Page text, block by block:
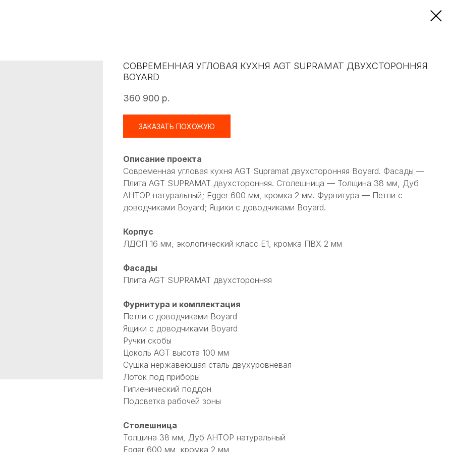
СОВРЕМЕННАЯ УГЛОВАЯ КУХНЯ AGT SUPRAMAT ДВУХСТОРОННЯЯ
BOYARD
360 900 р.
ЗАКАЗАТЬ ПОХОЖУЮ
Описание проекта
Современная угловая кухня AGT Supramat двухсторонняя Boyard. Фасады —
Плита AGT SUPRAMAT двухсторонняя. Столешница — Толщина 38 мм, Дуб
АНТОР натуральный; Egger 600 мм, кромка 2 мм. Фурнитура — Петли с
доводчиками Boyard; Ящики с доводчиками Boyard.
Корпус
ЛДСП 16 мм, экологический класс Е1, кромка ПВХ 2 мм
Фасады
Плита AGT SUPRAMAT двухсторонняя
Фурнитура и комплектация
Петли с доводчиками Boyard
Ящики с доводчиками Boyard
Ручки скобы
Цоколь AGT высота 100 мм
Сушка нержавеющая сталь двухуровневая
Лоток под приборы
Гигиенический поддон
Подсветка рабочей зоны
Столешница
Толщина 38 мм, Дуб АНТОР натуральный
Egger 600 мм, кромка 2 мм